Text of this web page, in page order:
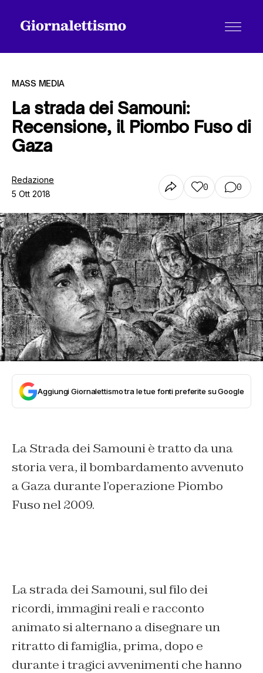
Tutti gli articoli
Chi siamo
Contatti
MASS MEDIA
La strada dei Samouni:
Recensione, il Piombo Fuso di
Gaza
Redazione
5 Ott 2018
0 0
Aggiungi Giornalettismo tra le tue fonti preferite su Google
La Strada dei Samouni è tratto da una
storia vera, il bombardamento avvenuto
a Gaza durante l’operazione Piombo
Fuso nel 2009.
La strada dei Samouni, sul filo dei
ricordi, immagini reali e racconto
animato si alternano a disegnare un
ritratto di famiglia, prima, dopo e
durante i tragici avvenimenti che hanno